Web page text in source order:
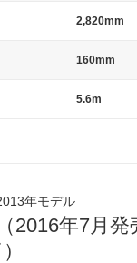
2,820mm
160mm
5.6m
年モデル
2016年7月発